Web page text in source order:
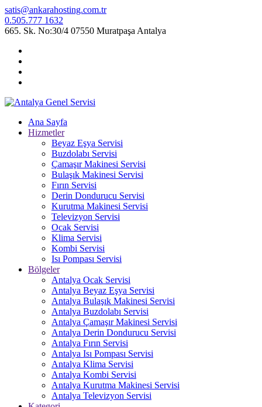
satis@ankarahosting.com.tr
0.505.777 1632
665. Sk. No:30/4 07550 Muratpaşa Antalya
Ana Sayfa
Hizmetler
Beyaz Eşya Servisi
Buzdolabı Servisi
Çamaşır Makinesi Servisi
Bulaşık Makinesi Servisi
Fırın Servisi
Derin Dondurucu Servisi
Kurutma Makinesi Servisi
Televizyon Servisi
Ocak Servisi
Klima Servisi
Kombi Servisi
Isı Pompası Servisi
Bölgeler
Antalya Ocak Servisi
Antalya Beyaz Eşya Servisi
Antalya Bulaşık Makinesi Servisi
Antalya Buzdolabı Servisi
Antalya Çamaşır Makinesi Servisi
Antalya Derin Dondurucu Servisi
Antalya Fırın Servisi
Antalya Isı Pompası Servisi
Antalya Klima Servisi
Antalya Kombi Servisi
Antalya Kurutma Makinesi Servisi
Antalya Televizyon Servisi